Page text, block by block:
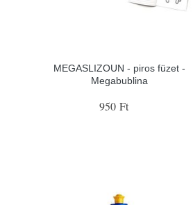
MEGASLIZOUN - piros füzet -
Megabublina
950 Ft